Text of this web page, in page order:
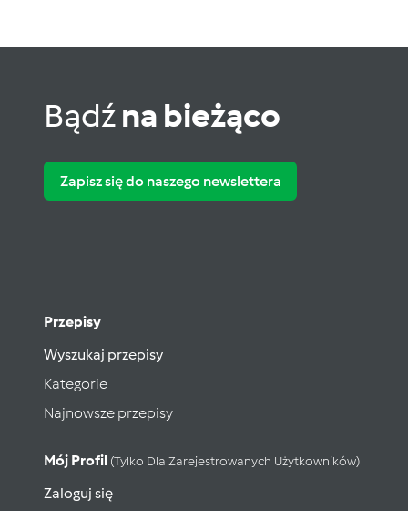
Bądźna bieżąco
Zapisz się do naszego newslettera
Przepisy
Wyszukaj przepisy
Kategorie
Najnowsze przepisy
Mój Profil (tylko Dla Zarejestrowanych Użytkowników)
Zaloguj się